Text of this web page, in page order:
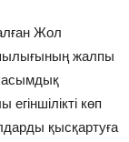
Жол
жалпы
басымдық
көп
қысқартуға